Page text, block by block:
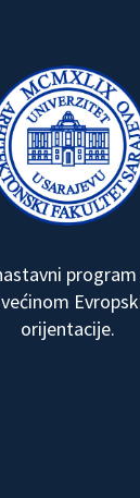
orijentacije.